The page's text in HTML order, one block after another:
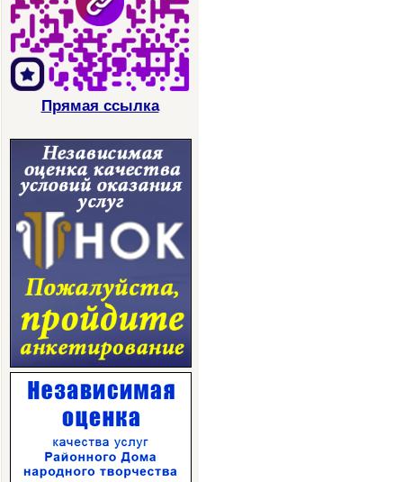
Прямая ссылка